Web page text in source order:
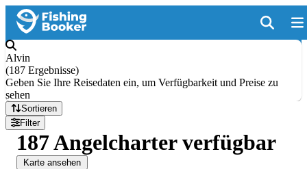
Alvin
(187 Ergebnisse)
Geben Sie Ihre Reisedaten ein, um Verfügbarkeit und Preise zu
sehen
Sortieren
Filter
187 Angelcharter verfügbar
Karte ansehen